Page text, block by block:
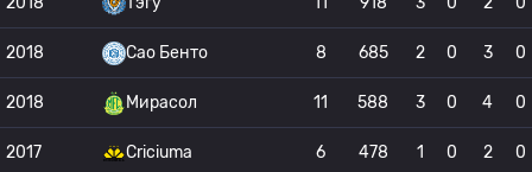
2018 Сао Бенто 8 685 2 0 3 0
2018 Мирасол 11 588 3 0 4 0
2017 Criciuma 6 478 1 0 2 0